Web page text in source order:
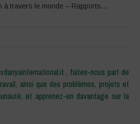
à travers le monde – Rapports...
, faites-nous part de
ainsi que des problèmes, projets et
et apprenez-en davantage sur la